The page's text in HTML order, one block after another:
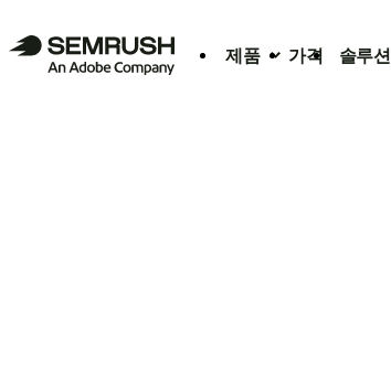
제품 가격 솔루션